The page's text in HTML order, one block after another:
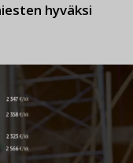
hyväksi